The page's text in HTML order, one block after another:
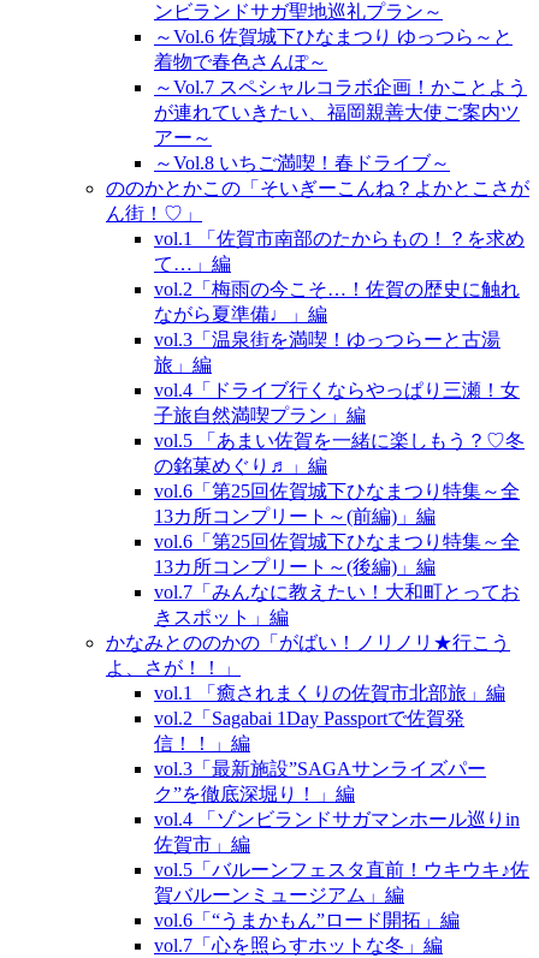
ンビランドサガ聖地巡礼プラン～
～Vol.6 佐賀城下ひなまつり ゆっつら～と
着物で春色さんぽ～
～Vol.7 スペシャルコラボ企画！かことよう
が連れていきたい、福岡親善大使ご案内ツ
アー～
～Vol.8 いちご満喫！春ドライブ～
ののかとかこの「そいぎーこんね？よかとこさが
ん街！♡」
vol.1 「佐賀市南部のたからもの！？を求め
て…」編
vol.2「梅雨の今こそ…！佐賀の歴史に触れ
ながら夏準備♩」編
vol.3「温泉街を満喫！ゆっつらーと古湯
旅」編
vol.4「ドライブ行くならやっぱり三瀬！女
子旅自然満喫プラン」編
vol.5 「あまい佐賀を一緒に楽しもう？♡冬
の銘菓めぐり♬」編
vol.6「第25回佐賀城下ひなまつり特集～全
13カ所コンプリート～(前編)」編
vol.6「第25回佐賀城下ひなまつり特集～全
13カ所コンプリート～(後編)」編
vol.7「みんなに教えたい！大和町とってお
きスポット」編
かなみとののかの「がばい！ノリノリ★行こう
よ、さが！！」
vol.1 「癒されまくりの佐賀市北部旅」編
vol.2「Sagabai 1Day Passportで佐賀発
信！！」編
vol.3「最新施設”SAGAサンライズパー
ク”を徹底深堀り！」編
vol.4 「ゾンビランドサガマンホール巡りin
佐賀市」編
vol.5「バルーンフェスタ直前！ウキウキ♪佐
賀バルーンミュージアム」編
vol.6「“うまかもん”ロード開拓」編
vol.7「心を照らすホットな冬」編